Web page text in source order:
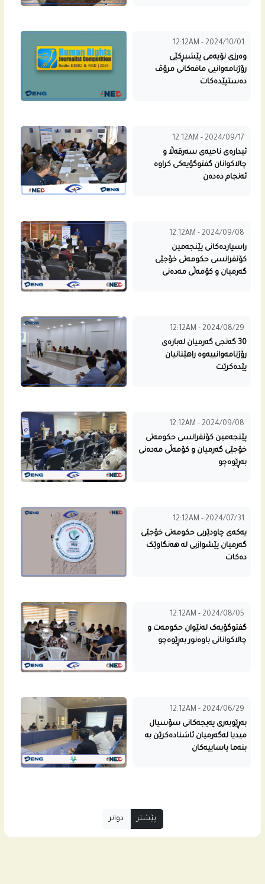
12:12AM - 2024/10/01
وه‌رزی نۆیه‌مى پێشبڕكێی
رۆژنامه‌وانیی مافه‌كانى مرۆڤ
دەستپێدەکات
12:12AM - 2024/09/17
ئیدارەی ناحیەی سەرقەڵا و
چالاکوانان گفتوگۆیەکی کراوە
ئەنجام دەدەن
12:12AM - 2024/09/08
راسپارده‌كانى پێنجه‌مین
كۆنفرانسی حكومه‌تى خۆجێی
گه‌رمیان و كۆمه‌ڵی مه‌ده‌نی
12:12AM - 2024/08/29
30 گه‌نجی گه‌رمیان له‌باره‌ى
رۆژنامه‌وانییه‌وه‌ راهێنانیان
پێده‌كرێت
12:12AM - 2024/09/08
پێنجه‌مین كۆنفرانسی حكومه‌تى
خۆجێی گه‌رمیان و كۆمه‌ڵی مه‌ده‌نی
به‌ڕێوه‌چو
12:12AM - 2024/07/31
یەکەی چاودێریی حکومەتی خۆجێی
گەرمیان پێشوازیی لە هەنگاوێک
دەکات
12:12AM - 2024/08/05
گفتوگۆیەک لەنێوان حکومەت و
چالاکوانانی باوەنور بەڕێوەچو
12:12AM - 2024/06/29
بەڕێوبەری پەیجەکانی سۆسیال
میدیا لەگەرمیان ئاشنادەکرێن بە
بنەما یاساییەکان
پێشتر دواتر